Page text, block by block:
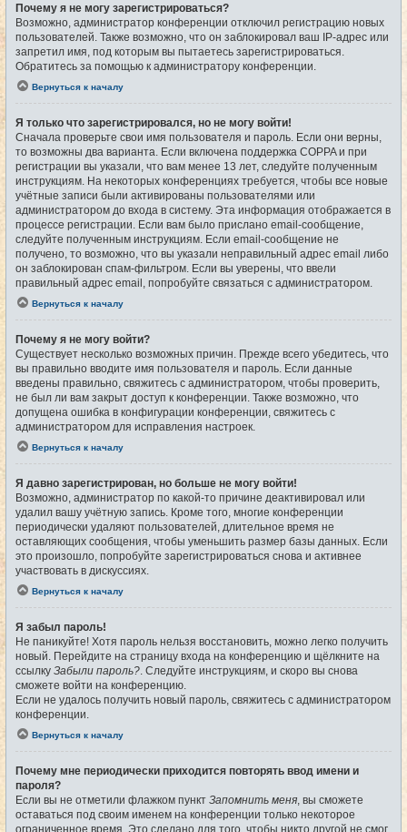
Почему я не могу зарегистрироваться?
Возможно, администратор конференции отключил регистрацию новых
пользователей. Также возможно, что он заблокировал ваш IP-адрес или
запретил имя, под которым вы пытаетесь зарегистрироваться.
Обратитесь за помощью к администратору конференции.
Вернуться к началу
Я только что зарегистрировался, но не могу войти!
Сначала проверьте свои имя пользователя и пароль. Если они верны,
то возможны два варианта. Если включена поддержка COPPA и при
регистрации вы указали, что вам менее 13 лет, следуйте полученным
инструкциям. На некоторых конференциях требуется, чтобы все новые
учётные записи были активированы пользователями или
администратором до входа в систему. Эта информация отображается в
процессе регистрации. Если вам было прислано email-сообщение,
следуйте полученным инструкциям. Если email-сообщение не
получено, то возможно, что вы указали неправильный адрес email либо
он заблокирован спам-фильтром. Если вы уверены, что ввели
правильный адрес email, попробуйте связаться с администратором.
Вернуться к началу
Почему я не могу войти?
Существует несколько возможных причин. Прежде всего убедитесь, что
вы правильно вводите имя пользователя и пароль. Если данные
введены правильно, свяжитесь с администратором, чтобы проверить,
не был ли вам закрыт доступ к конференции. Также возможно, что
допущена ошибка в конфигурации конференции, свяжитесь с
администратором для исправления настроек.
Вернуться к началу
Я давно зарегистрирован, но больше не могу войти!
Возможно, администратор по какой-то причине деактивировал или
удалил вашу учётную запись. Кроме того, многие конференции
периодически удаляют пользователей, длительное время не
оставляющих сообщения, чтобы уменьшить размер базы данных. Если
это произошло, попробуйте зарегистрироваться снова и активнее
участвовать в дискуссиях.
Вернуться к началу
Я забыл пароль!
Не паникуйте! Хотя пароль нельзя восстановить, можно легко получить
новый. Перейдите на страницу входа на конференцию и щёлкните на
ссылку Забыли пароль? . Следуйте инструкциям, и скоро вы снова
сможете войти на конференцию.
Если не удалось получить новый пароль, свяжитесь с администратором
конференции.
Вернуться к началу
Почему мне периодически приходится повторять ввод имени и
пароля?
Если вы не отметили флажком пункт Запомнить меня , вы сможете
оставаться под своим именем на конференции только некоторое
ограниченное время. Это сделано для того, чтобы никто другой не смог